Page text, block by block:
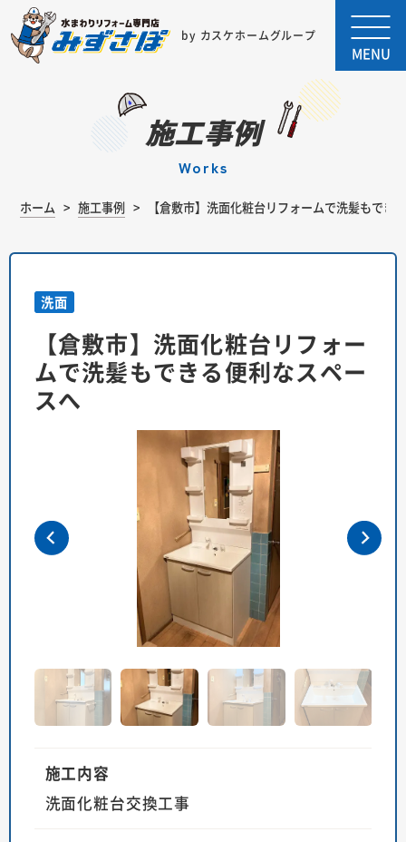
by カスケホームグループ
MENU
施工事例
works
ホーム 施工事例 【倉敷市】洗面化粧台リフォームで洗髪もでき
洗面
【倉敷市】洗面化粧台リフォー
ムで洗髪もできる便利なスペー
スへ
施工内容
洗面化粧台交換工事